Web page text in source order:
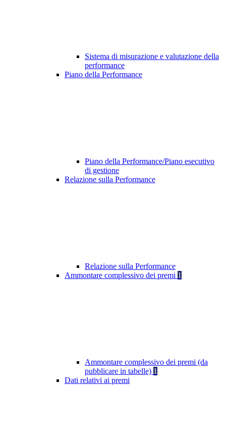
Sistema di misurazione e valutazione della
performance
Piano della Performance
Piano della Performance/Piano esecutivo
di gestione
Relazione sulla Performance
Relazione sulla Performance
Ammontare complessivo dei premi 1
Ammontare complessivo dei premi (da
pubblicare in tabelle) 1
Dati relativi ai premi